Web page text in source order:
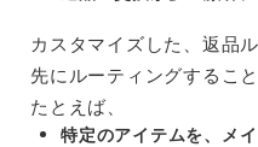
カスタマイズした、返品
先にルーティングすること
たとえば、
特定のアイテムを、メイ